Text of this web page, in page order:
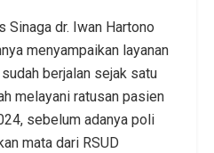
Sinaga dr. Iwan Hartono
menyampaikan layanan
berjalan sejak satu
melayani ratusan pasien
sebelum adanya poli
mata dari RSUD